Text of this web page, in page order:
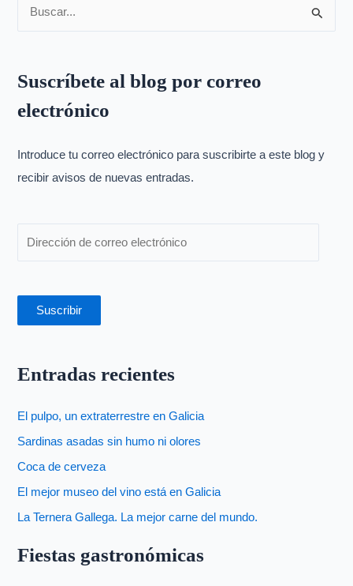
c
a
p
o
Suscríbete al blog por correo
electrónico
Introduce tu correo electrónico para suscribirte a este blog y
recibir avisos de nuevas entradas.
Suscribir
Entradas recientes
El pulpo, un extraterrestre en Galicia
Sardinas asadas sin humo ni olores
Coca de cerveza
El mejor museo del vino está en Galicia
La Ternera Gallega. La mejor carne del mundo.
Fiestas gastronómicas